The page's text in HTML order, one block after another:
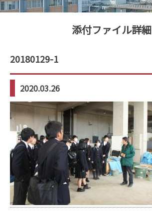
添付ファイル詳細
20180129-1
2020.03.26